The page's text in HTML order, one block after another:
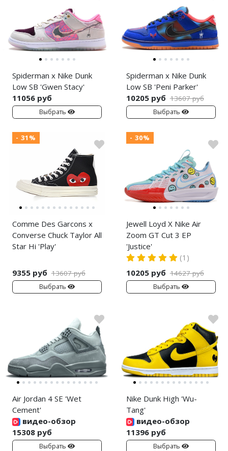
Spiderman x Nike Dunk
Low SB 'Gwen Stacy'
11056 руб
Выбрать
Spiderman x Nike Dunk
Low SB 'Peni Parker'
10205 руб 13607 руб
Выбрать
- 31%
Comme Des Garcons x
Converse Chuck Taylor All
Star Hi 'Play'
9355 руб 13607 руб
Выбрать
- 30%
Jewell Loyd X Nike Air
Zoom GT Cut 3 EP
'Justice'
(1)
10205 руб 14627 руб
Выбрать
Air Jordan 4 SE 'Wet
Cement'
видео-обзор
15308 руб
Выбрать
Nike Dunk High 'Wu-
Tang'
видео-обзор
11396 руб
Выбрать